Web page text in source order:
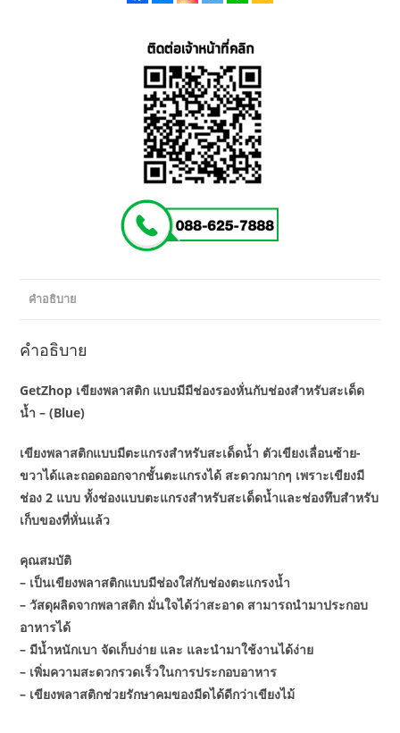
คำอธิบาย
คำอธิบาย
GetZhop เขียงพลาสติก แบบมีมีช่องรองหั่นกับช่องสำหรับสะเด็ด
น้ำ – (Blue)
เขียงพลาสติกแบบมีตะแกรงสำหรับสะเด็ดน้ำ ตัวเขียงเลื่อนซ้าย-
ขวาได้และถอดออกจากชั้นตะแกรงได้ สะดวกมากๆ เพราะเขียงมี
ช่อง 2 แบบ ทั้งช่องแบบตะแกรงสำหรับสะเด็ดน้ำและช่องทึบสำหรับ
เก็บของที่หั่นแล้ว
คุณสมบัติ
– เป็นเขียงพลาสติกแบบมีช่องใส่กับช่องตะแกรงน้ำ
– วัสดุผลิดจากพลาสติก มั่นใจได้ว่าสะอาด สามารถนำมาประกอบ
อาหารได้
– มีน้ำหนักเบา จัดเก็บง่าย และ และนำมาใช้งานได้ง่าย
– เพิ่มความสะดวกรวดเร็วในการประกอบอาหาร
– เขียงพลาสติกช่วยรักษาคมของมีดได้ดีกว่าเขียงไม้